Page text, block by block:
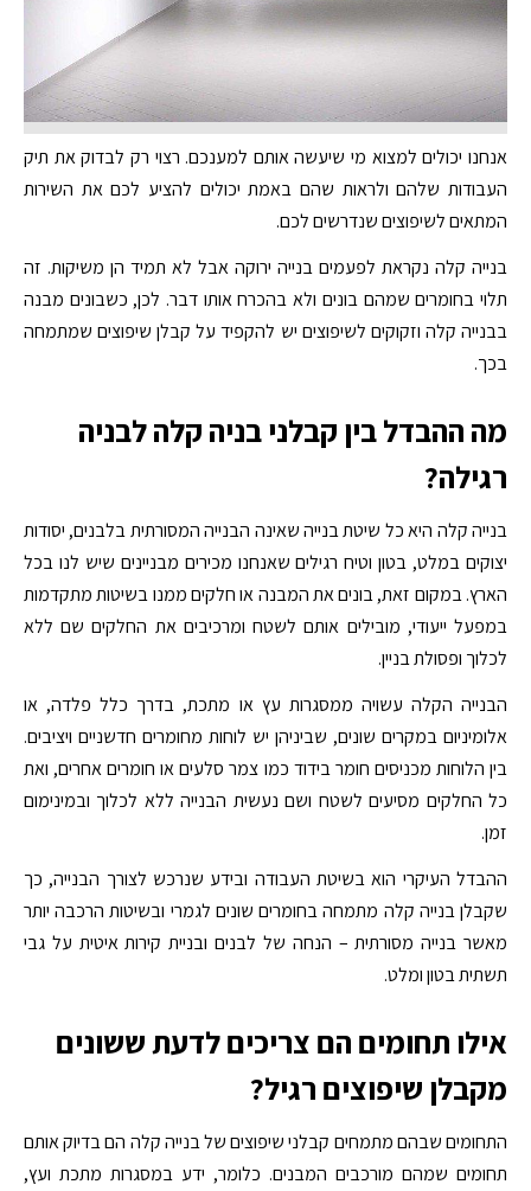
אנחנו יכולים למצוא מי שיעשה אותם למענכם. רצוי רק לבדוק את תיק
העבודות שלהם ולראות שהם באמת יכולים להציע לכם את השירות
המתאים לשיפוצים שנדרשים לכם.
בנייה קלה נקראת לפעמים בנייה ירוקה אבל לא תמיד הן משיקות. זה
תלוי בחומרים שמהם בונים ולא בהכרח אותו דבר. לכן, כשבונים מבנה
בבנייה קלה וזקוקים לשיפוצים יש להקפיד על קבלן שיפוצים שמתמחה
בכך.
מה ההבדל בין קבלני בניה קלה לבניה
רגילה?
בנייה קלה היא כל שיטת בנייה שאינה הבנייה המסורתית בלבנים, יסודות
יצוקים במלט, בטון וטיח רגילים שאנחנו מכירים מבניינים שיש לנו בכל
הארץ. במקום זאת, בונים את המבנה או חלקים ממנו בשיטות מתקדמות
במפעל ייעודי, מובילים אותם לשטח ומרכיבים את החלקים שם ללא
לכלוך ופסולת בניין.
הבנייה הקלה עשויה ממסגרות עץ או מתכת, בדרך כלל פלדה, או
אלומיניום במקרים שונים, שביניהן יש לוחות מחומרים חדשניים ויציבים.
בין הלוחות מכניסים חומר בידוד כמו צמר סלעים או חומרים אחרים, ואת
כל החלקים מסיעים לשטח ושם נעשית הבנייה ללא לכלוך ובמינימום
זמן.
ההבדל העיקרי הוא בשיטת העבודה ובידע שנרכש לצורך הבנייה, כך
שקבלן בנייה קלה מתמחה בחומרים שונים לגמרי ובשיטות הרכבה יותר
מאשר בנייה מסורתית – הנחה של לבנים ובניית קירות איטית על גבי
תשתית בטון ומלט.
אילו תחומים הם צריכים לדעת ששונים
מקבלן שיפוצים רגיל?
התחומים שבהם מתמחים קבלני שיפוצים של בנייה קלה הם בדיוק אותם
תחומים שמהם מורכבים המבנים. כלומר, ידע במסגרות מתכת ועץ,